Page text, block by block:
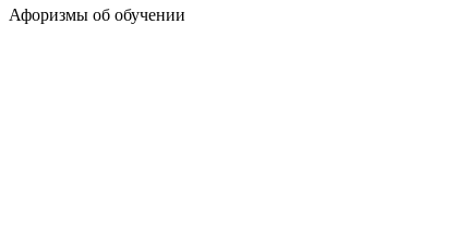
Афоризмы об обучении